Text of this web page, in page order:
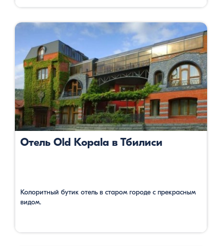
Отель Old Kopala в Тбилиси
Колоритный бутик отель в старом городе с прекрасным
видом.